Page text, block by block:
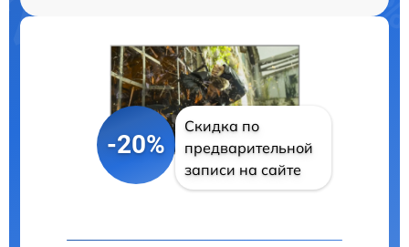
-20%
Скидка по
предварительной
записи на сайте